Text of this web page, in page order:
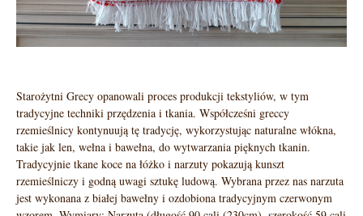
Starożytni Grecy opanowali proces produkcji tekstyliów, w tym
tradycyjne techniki przędzenia i tkania. Współcześni greccy
rzemieślnicy kontynuują tę tradycję, wykorzystując naturalne włókna,
takie jak len, wełna i bawełna, do wytwarzania pięknych tkanin.
Tradycyjnie tkane koce na łóżko i narzuty pokazują kunszt
rzemieślniczy i godną uwagi sztukę ludową. Wybrana przez nas narzuta
jest wykonana z białej bawełny i ozdobiona tradycyjnym czerwonym